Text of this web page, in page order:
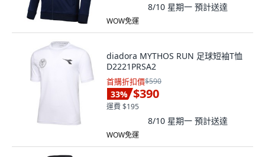
8/10 星期一 預計送達
WOW免運
diadora MYTHOS RUN 足球短袖T恤
D2221PRSA2
首購折扣價$590
33% $390
運費 $195
8/10 星期一 預計送達
WOW免運